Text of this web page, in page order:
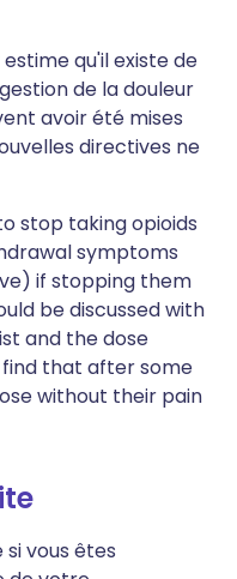
qu'il existe de
de la douleur
avoir été mises
directives ne
stop taking opioids
symptoms
if stopping them
be discussed with
and the dose
that after some
without their pain
vous êtes